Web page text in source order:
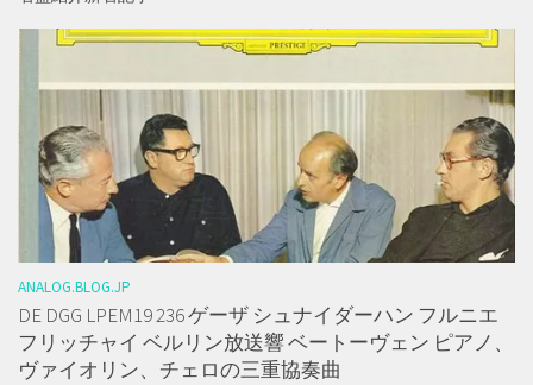
ANALOG.BLOG.JP
DE DGG LPEM19 236 ゲーザ シュナイダーハン フルニエ
フリッチャイ ベルリン放送響 ベートーヴェン ピアノ、
ヴァイオリン、チェロの三重協奏曲